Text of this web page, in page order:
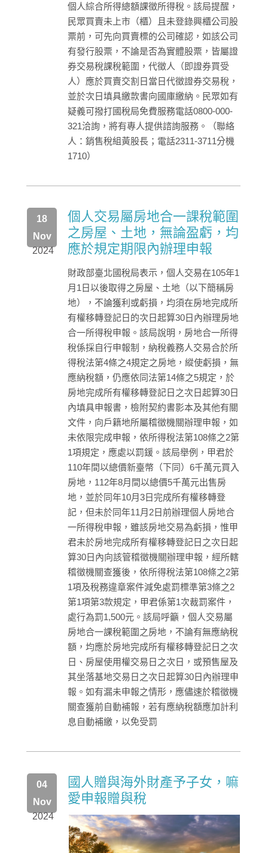
個人綜合所得總額課徵所得稅。該局提醒，
民眾買賣未上市（櫃）且未登錄興櫃公司股
票前，可先向買賣標的公司確認，如該公司
有發行股票，不論是否為實體股票，皆屬證
券交易稅課稅範圍，代徵人（即證券買受
人）應於買賣交割日當日代徵證券交易稅，
並於次日填具繳款書向國庫繳納。民眾如有
疑義可撥打國稅局免費服務電話0800-000-
321洽詢，將有專人提供諮詢服務。（聯絡
人：銷售稅組黃股長；電話2311-3711分機
1710）
2024
18
Nov
個人交易屬房地合一課稅範圍
之房屋、土地，無論盈虧，均
應於規定期限內辦理申報
財政部臺北國稅局表示，個人交易在105年1
月1日以後取得之房屋、土地（以下簡稱房
地），不論獲利或虧損，均須在房地完成所
有權移轉登記日的次日起算30日內辦理房地
合一所得稅申報。該局說明，房地合一所得
稅係採自行申報制，納稅義務人交易合於所
得稅法第4條之4規定之房地，縱使虧損，無
應納稅額，仍應依同法第14條之5規定，於
房地完成所有權移轉登記日之次日起算30日
內填具申報書，檢附契約書影本及其他有關
文件，向戶籍地所屬稽徵機關辦理申報，如
未依限完成申報，依所得稅法第108條之2第
1項規定，應處以罰鍰。該局舉例，甲君於
110年間以總價新臺幣（下同）6千萬元買入
房地，112年8月間以總價5千萬元出售房
地，並於同年10月3日完成所有權移轉登
記，但未於同年11月2日前辦理個人房地合
一所得稅申報，雖該房地交易為虧損，惟甲
君未於房地完成所有權移轉登記日之次日起
算30日內向該管稽徵機關辦理申報，經所轄
稽徵機關查獲後，依所得稅法第108條之2第
1項及稅務違章案件減免處罰標準第3條之2
第1項第3款規定，甲君係第1次裁罰案件，
處行為罰1,500元。該局呼籲，個人交易屬
房地合一課稅範圍之房地，不論有無應納稅
額，均應於房地完成所有權移轉登記日之次
日、房屋使用權交易日之次日，或預售屋及
其坐落基地交易日之次日起算30日內辦理申
報。如有漏未申報之情形，應儘速於稽徵機
關查獲前自動補報，若有應納稅額應加計利
息自動補繳，以免受罰
2024
04
Nov
國人贈與海外財產予子女，嘛
愛申報贈與稅